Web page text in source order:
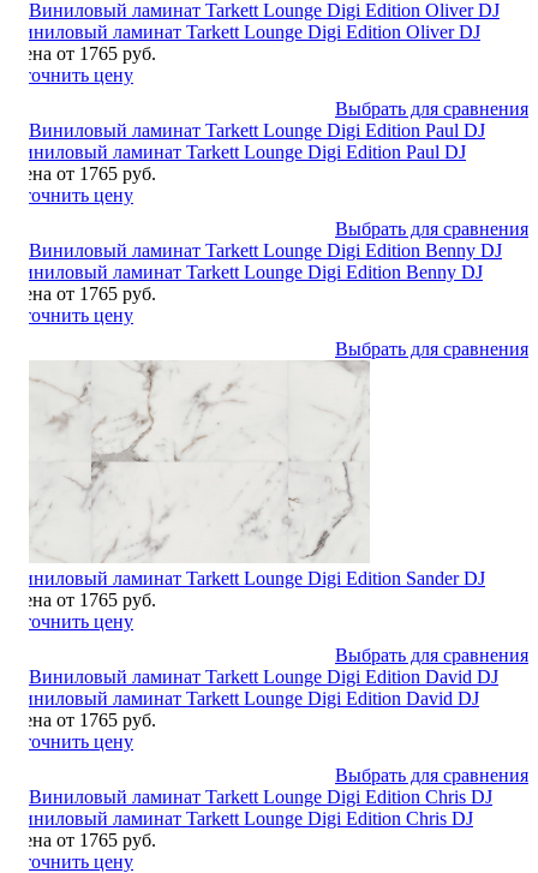
Виниловый ламинат Tarkett Lounge Digi Edition Oliver DJ
Цена от 1765 руб.
Уточнить цену
Выбрать для сравнения
Виниловый ламинат Tarkett Lounge Digi Edition Paul DJ
Цена от 1765 руб.
Уточнить цену
Выбрать для сравнения
Виниловый ламинат Tarkett Lounge Digi Edition Benny DJ
Цена от 1765 руб.
Уточнить цену
Выбрать для сравнения
Виниловый ламинат Tarkett Lounge Digi Edition Sander DJ
Цена от 1765 руб.
Уточнить цену
Выбрать для сравнения
Виниловый ламинат Tarkett Lounge Digi Edition David DJ
Цена от 1765 руб.
Уточнить цену
Выбрать для сравнения
Виниловый ламинат Tarkett Lounge Digi Edition Chris DJ
Цена от 1765 руб.
Уточнить цену